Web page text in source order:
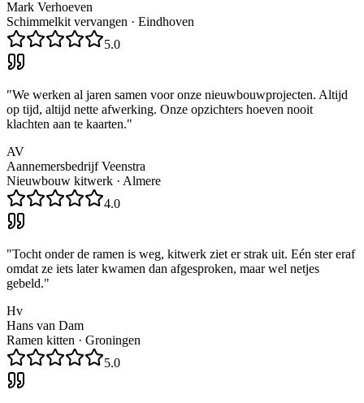
Mark Verhoeven
Schimmelkit vervangen · Eindhoven
5.0
"We werken al jaren samen voor onze nieuwbouwprojecten. Altijd
op tijd, altijd nette afwerking. Onze opzichters hoeven nooit
klachten aan te kaarten."
AV
Aannemersbedrijf Veenstra
Nieuwbouw kitwerk · Almere
4.0
"Tocht onder de ramen is weg, kitwerk ziet er strak uit. Eén ster eraf
omdat ze iets later kwamen dan afgesproken, maar wel netjes
gebeld."
Hv
Hans van Dam
Ramen kitten · Groningen
5.0